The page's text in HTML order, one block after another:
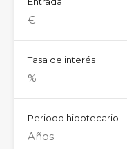
Tasa de interés
Periodo hipotecario